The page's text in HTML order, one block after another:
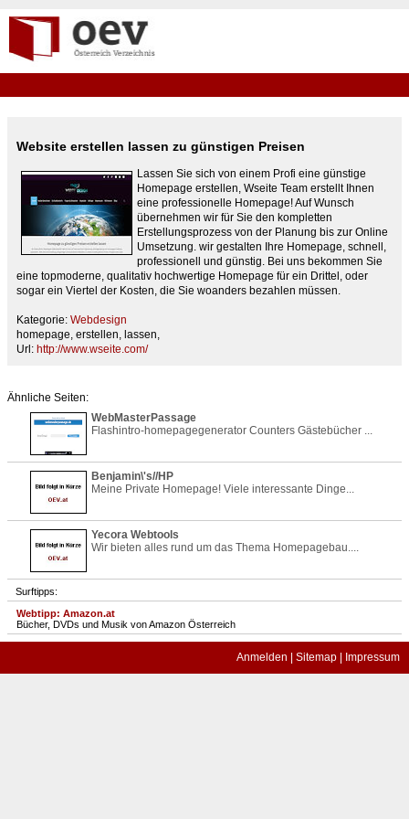
Website erstellen lassen zu günstigen Preisen
Lassen Sie sich von einem Profi eine günstige
Homepage erstellen, Wseite Team erstellt Ihnen
eine professionelle Homepage! Auf Wunsch
übernehmen wir für Sie den kompletten
Erstellungsprozess von der Planung bis zur Online
Umsetzung. wir gestalten Ihre Homepage, schnell,
professionell und günstig. Bei uns bekommen Sie
eine topmoderne, qualitativ hochwertige Homepage für ein Drittel, oder
sogar ein Viertel der Kosten, die Sie woanders bezahlen müssen.
Kategorie: Webdesign
homepage, erstellen, lassen,
Url: http://www.wseite.com/
Ähnliche Seiten:
WebMasterPassage
Flashintro-homepagegenerator Counters Gästebücher ...
Benjamin\'s//HP
Meine Private Homepage! Viele interessante Dinge...
Yecora Webtools
Wir bieten alles rund um das Thema Homepagebau....
Surftipps:
Webtipp: Amazon.at
Bücher, DVDs und Musik von Amazon Österreich
Anmelden Sitemap Impressum